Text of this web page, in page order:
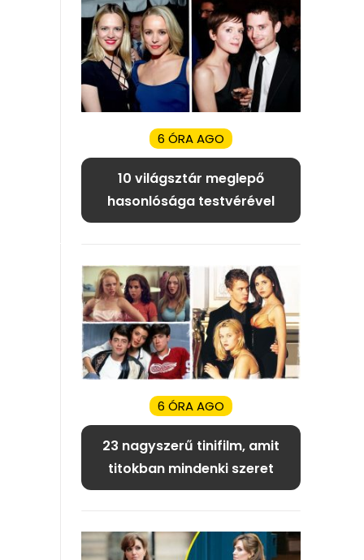
6 ÓRA AGO
10 világsztár meglepő
hasonlósága testvérével
6 ÓRA AGO
23 nagyszerű tinifilm, amit
titokban mindenki szeret